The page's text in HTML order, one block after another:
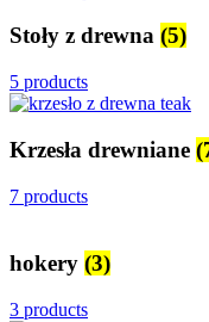
Stoły z drewna (5)
5 products
Krzesła drewniane
7 products
hokery (3)
3 products